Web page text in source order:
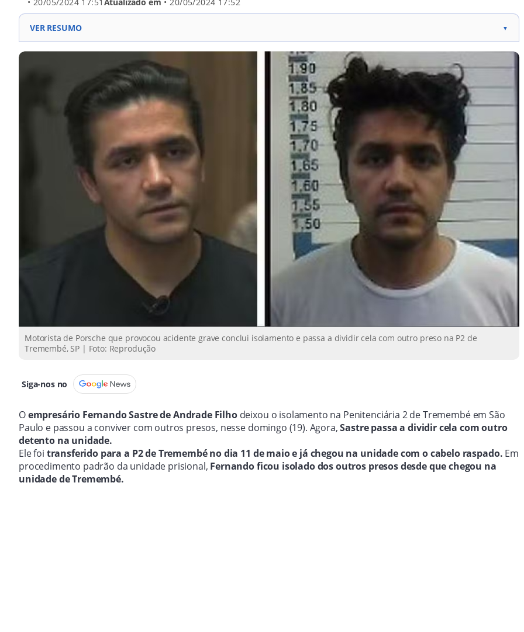
VER RESUMO ▼
Fernando Sastre foi transferido para a P2 de Tremembé e passou a dividir cela com outro detento. Após 10
dias de isolamento para inclusão, Fernando pode conviver com os outros presos e receber visitas da família.
Fernando é acusado de causar um acidente de trânsito que matou o motorista de aplicativo Ornaldo da Silva
Viana a mais de 100 km/h.
Motorista de Porsche que provocou acidente grave conclui isolamento e passa a dividir cela com outro preso na P2 de
Tremembé, SP | Foto: Reprodução
Siga-nos no
Oempresário Fernando Sastre de Andrade Filho deixou o isolamento na Penitenciária 2 de Tremembé em São
Paulo e passou a conviver com outros presos, nesse domingo (19). Agora,Sastre passa a dividir cela com outro
detento na unidade.
Ele foi transferido para a P2 de Tremembé no dia 11 de maio e já chegou na unidade com o cabelo raspado. Em
procedimento padrão da unidade prisional, Fernando ficou isolado dos outros presos desde que chegou na
unidade de Tremembé.